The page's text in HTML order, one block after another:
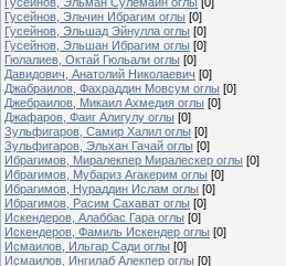
Гусейнов, Эльчин Ибрагим оглы [0]
Гусейнов, Эльшад Эйнулла оглы [0]
Гусейнов, Эльшан Ибрагим оглы [0]
Гюлалиев, Октай Гюльали оглы [0]
Давидович, Анатолий Николаевич [0]
Джабраилов, Фахраддин Мовсум оглы [0]
Джебраилов, Микаил Ахмедия оглы [0]
Джафаров, Фаиг Алигулу оглы [0]
Зульфигаров, Самир Халил оглы [0]
Зульфигаров, Эльхан Гачай оглы [0]
Ибрагимов, Миралекпер Миралескер оглы [0]
Ибрагимов, Мубариз Агакерим оглы [0]
Ибрагимов, Нураддин Ислам оглы [0]
Ибрагимов, Расим Сахават оглы [0]
Искендеров, Алаббас Гара оглы [0]
Искендеров, Фамиль Искендер оглы [0]
Исмаилов, Ильгар Сади оглы [0]
Исмаилов, Ингилаб Алекпер оглы [0]